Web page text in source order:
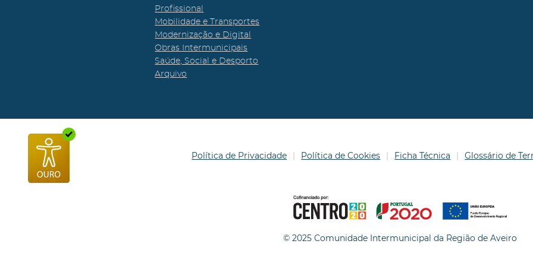
Profissional
Mobilidade e Transportes
Modernização e Digital
Obras Intermunicipais
Saúde, Social e Desporto
Arquivo
Política de Privacidade Política de Cookies Ficha Técnica Glossário de
© 2025 Comunidade Intermunicipal da Região de Aveiro